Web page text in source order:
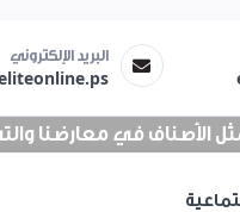
البريد الإلكتروني
في معارضنا والتي تزيد عن